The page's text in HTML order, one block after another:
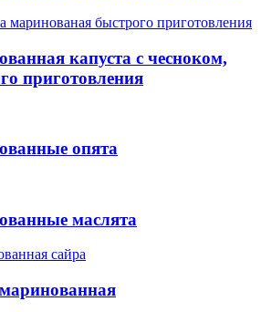
капуста с чесноком,
приготовления
опята
маслята